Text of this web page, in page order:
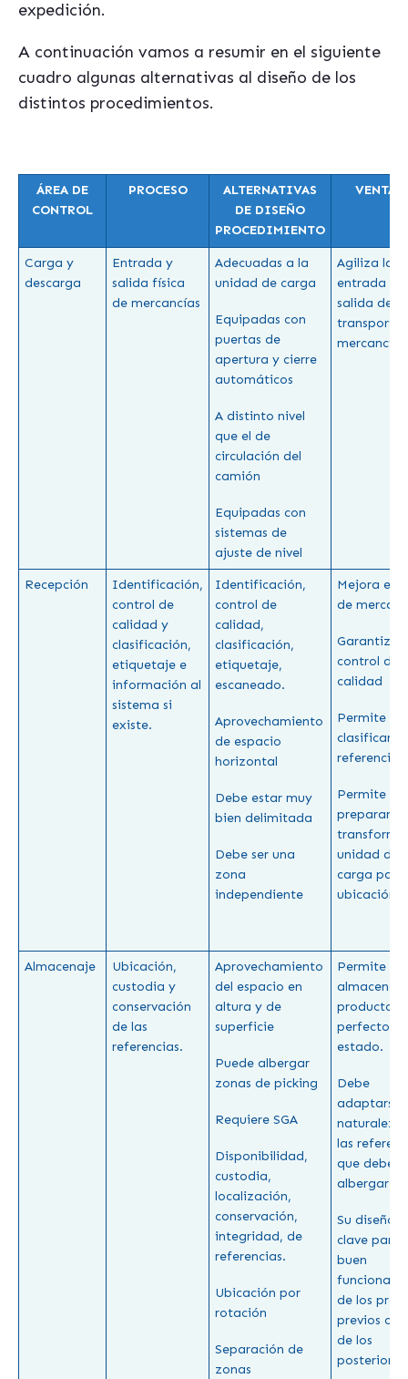
expedición.
A continuación vamos a resumir en el siguiente
cuadro algunas alternativas al diseño de los
distintos procedimientos.
ÁREA DE
CONTROL
PROCESO
ALTERNATIVAS
DE DISEÑO
PROCEDIMIENTO
Carga y
descarga
Entrada y
salida física
de mercancías
Adecuadas a la
unidad de carga
Equipadas con
puertas de
apertura y cierre
automáticos
A distinto nivel
que el de
circulación del
camión
Equipadas con
sistemas de
ajuste de nivel
Agiliza la
entrada y
salida de
mercancías
Recepción
Identificación,
control de
calidad y
clasificación,
etiquetaje e
información al
sistema si
existe.
Identificación,
control de
calidad,
clasificación,
etiquetaje,
escaneado.
Aprovechamiento
de espacio
horizontal
Debe estar muy
bien delimitada
Debe ser una
zona
independiente
Mejora el
de
Garantiza
control de
calidad
Permite
clasificar
referencias.
Permite
preparar o
unidad de
carga para
ubicación
Almacenaje
Ubicación,
custodia y
conservación
de las
referencias.
Aprovechamiento
del espacio en
altura y de
superficie
Puede albergar
zonas de picking
Requiere SGA
Disponibilidad,
custodia,
localización,
conservación,
integridad, de
referencias.
Ubicación por
rotación
Separación de
zonas
Permite
almacenar
producto
perfecto
estado.
Debe
adaptarse
naturaleza
las
que debe
albergar
Su diseño
clave para
buen
de los
previos
de los
posteriores.